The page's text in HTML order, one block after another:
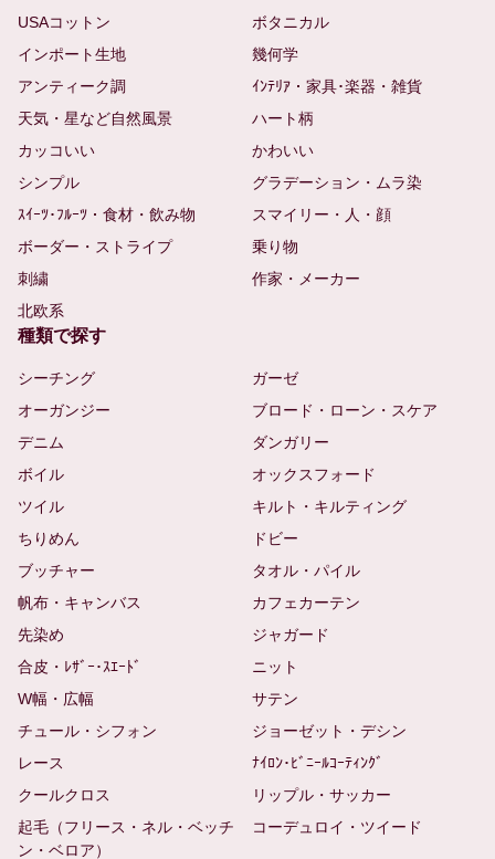
USAコットン
ボタニカル
インポート生地
幾何学
アンティーク調
ｲﾝﾃﾘｱ・家具･楽器・雑貨
天気・星など自然風景
ハート柄
カッコいい
かわいい
シンプル
グラデーション・ムラ染
ｽｲｰﾂ･ﾌﾙｰﾂ・食材・飲み物
スマイリー・人・顔
ボーダー・ストライプ
乗り物
刺繍
作家・メーカー
北欧系
種類で探す
シーチング
ガーゼ
オーガンジー
ブロード・ローン・スケア
デニム
ダンガリー
ボイル
オックスフォード
ツイル
キルト・キルティング
ちりめん
ドビー
ブッチャー
タオル・パイル
帆布・キャンバス
カフェカーテン
先染め
ジャガード
合皮・ﾚｻﾞｰ･ｽｴｰﾄﾞ
ニット
W幅・広幅
サテン
チュール・シフォン
ジョーゼット・デシン
レース
ﾅｲﾛﾝ･ﾋﾞﾆｰﾙｺｰﾃｨﾝｸﾞ
クールクロス
リップル・サッカー
起毛（フリース・ネル・ベッチ
ン・ベロア）
コーデュロイ・ツイード